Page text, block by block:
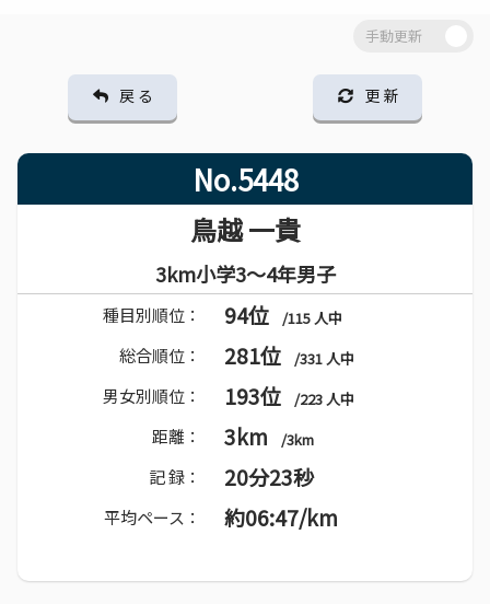
戻 る 更 新
No.5448
鳥越 一貴
3km小学3～4年男子
種目別順位： 94位 /115 人中
総合順位： 281位 /331 人中
男女別順位： 193位 /223 人中
距離： 3km /3km
記 録： 20分23秒
平均ペース： 約06:47/km